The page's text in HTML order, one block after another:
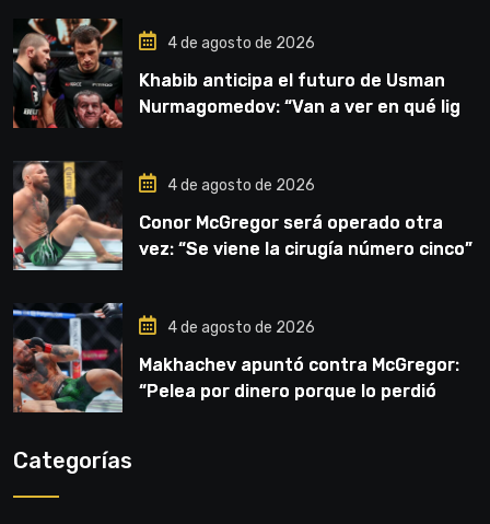
4 de agosto de 2026
Khabib anticipa el futuro de Usman
Nurmagomedov: “Van a ver en qué liga
4 de agosto de 2026
Conor McGregor será operado otra
vez: “Se viene la cirugía número cinco”
4 de agosto de 2026
Makhachev apuntó contra McGregor:
“Pelea por dinero porque lo perdió
Categorías